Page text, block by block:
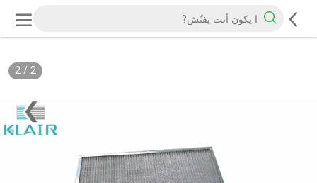
2
/
2